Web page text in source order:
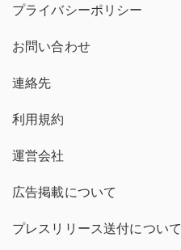
プライバシーポリシー
お問い合わせ
連絡先
利用規約
運営会社
広告掲載について
プレスリリース送付について